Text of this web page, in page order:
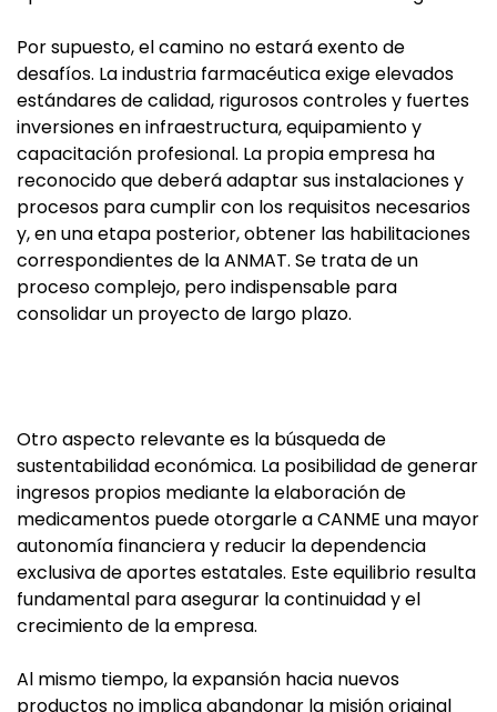
Por supuesto, el camino no estará exento de
desafíos. La industria farmacéutica exige elevados
estándares de calidad, rigurosos controles y fuertes
inversiones en infraestructura, equipamiento y
capacitación profesional. La propia empresa ha
reconocido que deberá adaptar sus instalaciones y
procesos para cumplir con los requisitos necesarios
y, en una etapa posterior, obtener las habilitaciones
correspondientes de la ANMAT. Se trata de un
proceso complejo, pero indispensable para
consolidar un proyecto de largo plazo.
Otro aspecto relevante es la búsqueda de
sustentabilidad económica. La posibilidad de generar
ingresos propios mediante la elaboración de
medicamentos puede otorgarle a CANME una mayor
autonomía financiera y reducir la dependencia
exclusiva de aportes estatales. Este equilibrio resulta
fundamental para asegurar la continuidad y el
crecimiento de la empresa.
Al mismo tiempo, la expansión hacia nuevos
productos no implica abandonar la misión original